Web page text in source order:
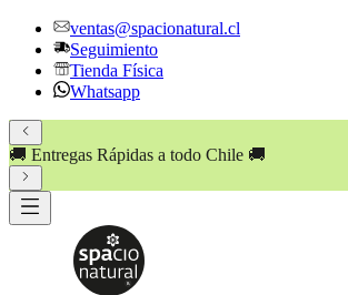
ventas@spacionatural.cl
Seguimiento
Tienda Física
Whatsapp
🚚 Entregas Rápidas a todo Chile 🚚